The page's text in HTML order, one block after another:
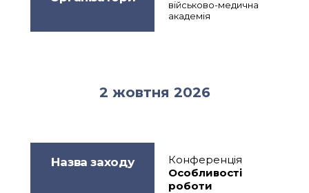
військово-медична
академія
2 жовтня 2026
Назва заходу
Конференція
Особливості
роботи